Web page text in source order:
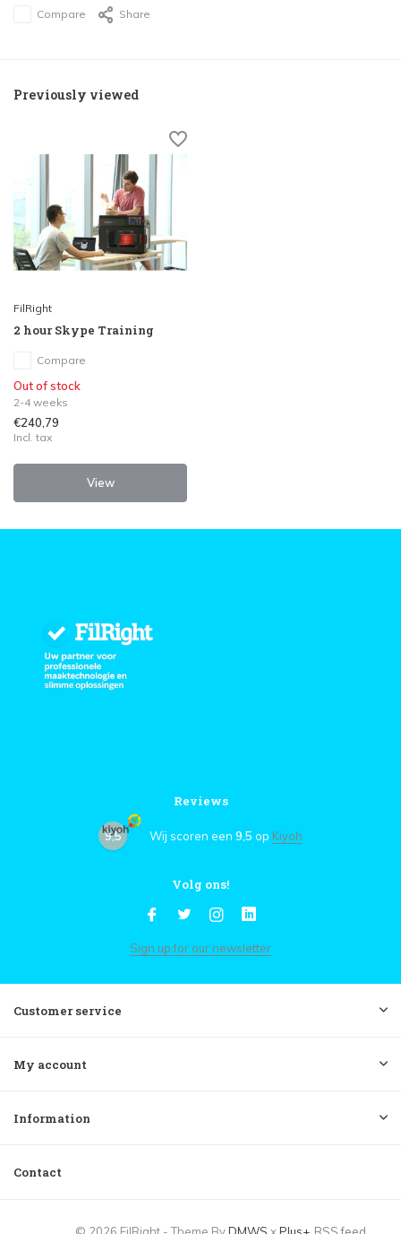
Compare Share
Previously viewed
FilRight
2 hour Skype Training
Compare
Out of stock
2-4 weeks
€240,79
Incl. tax
View
Reviews
9,5 Wij scoren een 9,5 op Kiyoh
Volg ons!
Sign up for our newsletter
Customer service
My account
Information
Contact